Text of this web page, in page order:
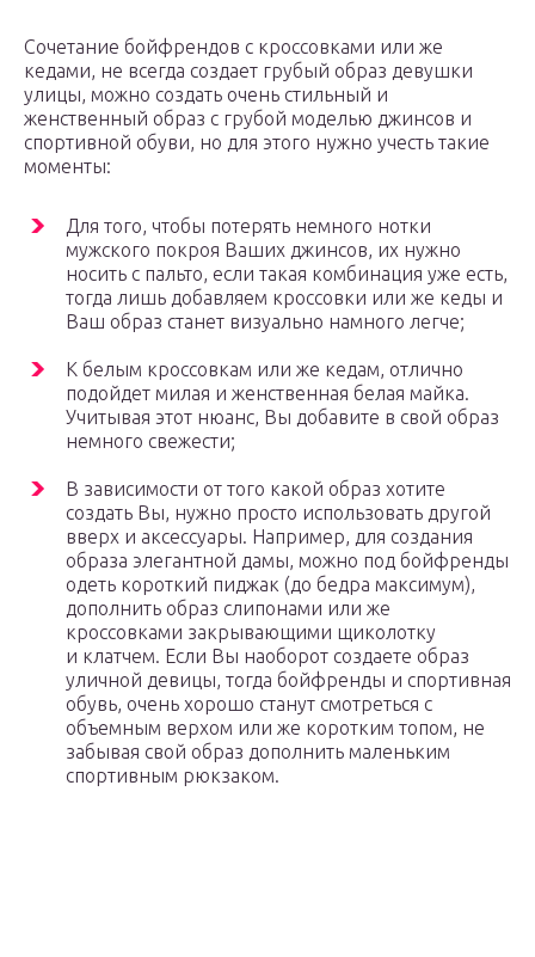
Сочетание бойфрендов с кроссовками или же
кедами, не всегда создает грубый образ девушки
улицы, можно создать очень стильный и
женственный образ с грубой моделью джинсов и
спортивной обуви, но для этого нужно учесть такие
моменты:
Для того, чтобы потерять немного нотки
мужского покроя Ваших джинсов, их нужно
носить с пальто, если такая комбинация уже есть,
тогда лишь добавляем кроссовки или же кеды и
Ваш образ станет визуально намного легче;
К белым кроссовкам или же кедам, отлично
подойдет милая и женственная белая майка.
Учитывая этот нюанс, Вы добавите в свой образ
немного свежести;
В зависимости от того какой образ хотите
создать Вы, нужно просто использовать другой
вверх и аксессуары. Например, для создания
образа элегантной дамы, можно под бойфренды
одеть короткий пиджак (до бедра максимум),
дополнить образ слипонами или же
кроссовками закрывающими щиколотку
и клатчем. Если Вы наоборот создаете образ
уличной девицы, тогда бойфренды и спортивная
обувь, очень хорошо станут смотреться с
объемным верхом или же коротким топом, не
забывая свой образ дополнить маленьким
спортивным рюкзаком.